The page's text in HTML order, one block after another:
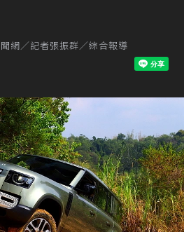
網／記者張振群／綜合報導